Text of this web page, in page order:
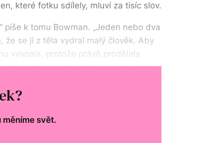
které fotku sdílely, mluví za tisíc slov.
píše k tomu Bowman. „Jeden nebo dva
že se jí z těla vydral malý člověk. Aby
vyspala, protože právě prodělala
A návštěva v porodnici není právo,
měníme svět.